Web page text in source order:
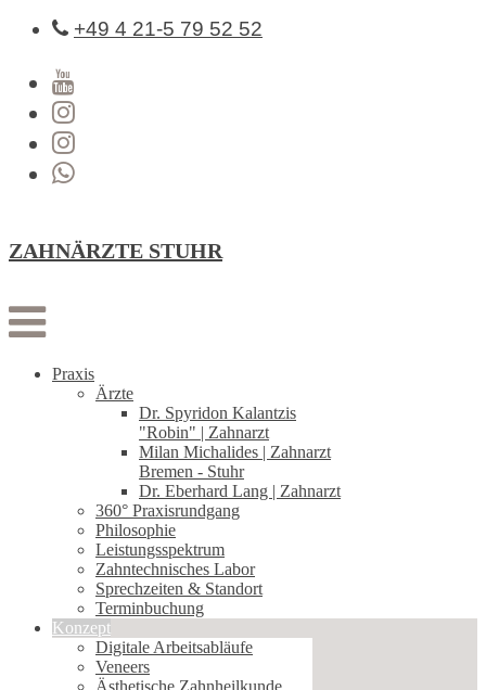
+49 4 21-5 79 52 52
ZAHNÄRZTE STUHR
Praxis
Ärzte
Dr. Spyridon Kalantzis
"Robin" | Zahnarzt
Milan Michalides | Zahnarzt
Bremen - Stuhr
Dr. Eberhard Lang | Zahnarzt
360° Praxisrundgang
Philosophie
Leistungsspektrum
Zahntechnisches Labor
Sprechzeiten & Standort
Terminbuchung
Konzept
Digitale Arbeitsabläufe
Veneers
Ästhetische Zahnheilkunde